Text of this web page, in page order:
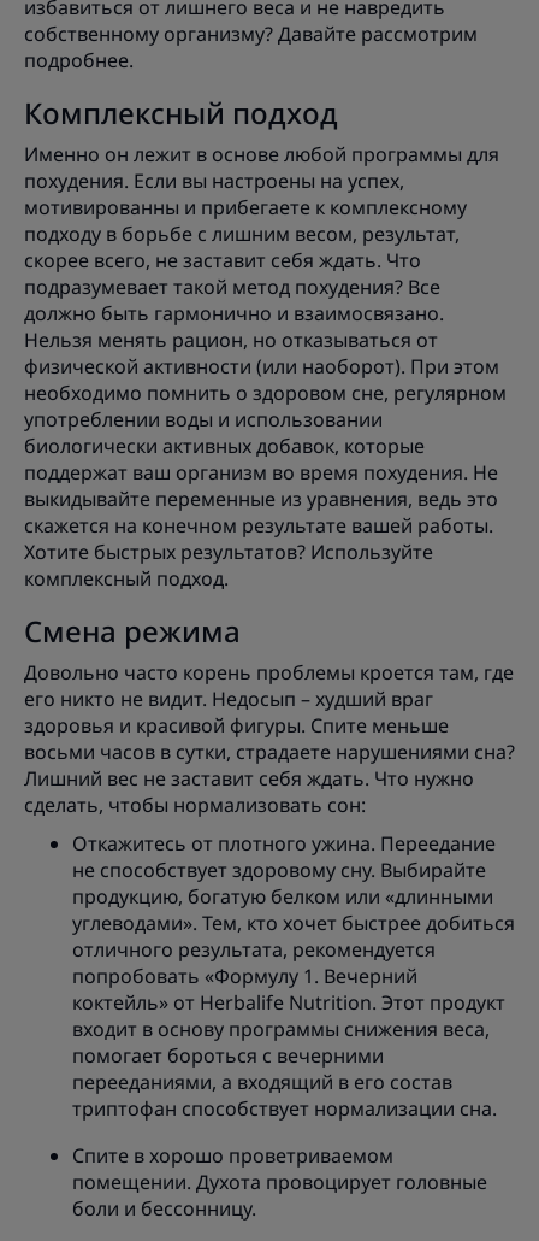
избавиться от лишнего веса и не навредить
собственному организму? Давайте рассмотрим
подробнее.
Комплексный подход
Именно он лежит в основе любой программы для
похудения. Если вы настроены на успех,
мотивированны и прибегаете к комплексному
подходу в борьбе с лишним весом, результат,
скорее всего, не заставит себя ждать. Что
подразумевает такой метод похудения? Все
должно быть гармонично и взаимосвязано.
Нельзя менять рацион, но отказываться от
физической активности (или наоборот). При этом
необходимо помнить о здоровом сне, регулярном
употреблении воды и использовании
биологически активных добавок, которые
поддержат ваш организм во время похудения. Не
выкидывайте переменные из уравнения, ведь это
скажется на конечном результате вашей работы.
Хотите быстрых результатов? Используйте
комплексный подход.
Смена режима
Довольно часто корень проблемы кроется там, где
его никто не видит. Недосып – худший враг
здоровья и красивой фигуры. Спите меньше
восьми часов в сутки, страдаете нарушениями сна?
Лишний вес не заставит себя ждать. Что нужно
сделать, чтобы нормализовать сон:
Откажитесь от плотного ужина. Переедание
не способствует здоровому сну. Выбирайте
продукцию, богатую белком или «длинными
углеводами». Тем, кто хочет быстрее добиться
отличного результата, рекомендуется
попробовать «Формулу 1. Вечерний
коктейль» от Herbalife Nutrition. Этот продукт
входит в основу программы снижения веса,
помогает бороться с вечерними
перееданиями, а входящий в его состав
триптофан способствует нормализации сна.
Спите в хорошо проветриваемом
помещении. Духота провоцирует головные
боли и бессонницу.